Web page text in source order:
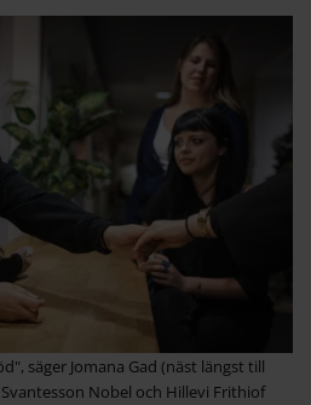
säger Jomana Gad (näst längst till
Nobel och Hillevi Frithiof